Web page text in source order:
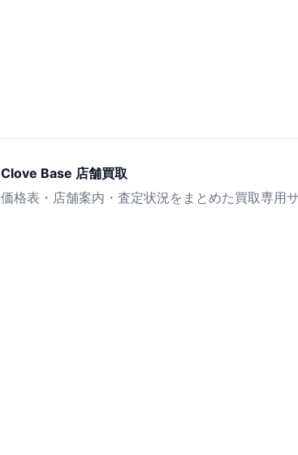
Clove Base 店舗買取
価格表・店舗案内・査定状況をまとめた買取専用サ